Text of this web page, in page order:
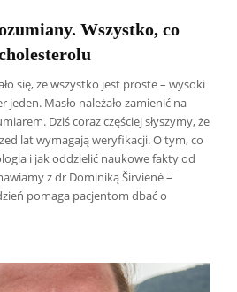
Wszystko, co
się, że wszystko jest proste – wysoki
Masło należało zamienić na
Dziś coraz częściej słyszymy, że
lat wymagają weryfikacji. O tym, co
i jak oddzielić naukowe fakty od
z dr Dominiką Širvienė –
pomaga pacjentom dbać o